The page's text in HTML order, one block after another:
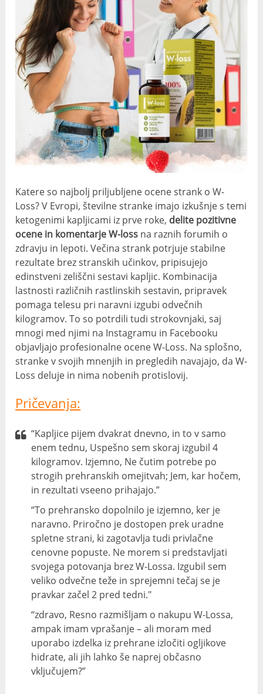
Katere so najbolj priljubljene ocene strank o W-
Loss? V Evropi, številne stranke imajo izkušnje s temi
ketogenimi kapljicami iz prve roke, delite pozitivne
ocene in komentarje W-loss na raznih forumih o
zdravju in lepoti. Večina strank potrjuje stabilne
rezultate brez stranskih učinkov, pripisujejo
edinstveni zeliščni sestavi kapljic. Kombinacija
lastnosti različnih rastlinskih sestavin, pripravek
pomaga telesu pri naravni izgubi odvečnih
kilogramov. To so potrdili tudi strokovnjaki, saj
mnogi med njimi na Instagramu in Facebooku
objavljajo profesionalne ocene W-Loss. Na splošno,
stranke v svojih mnenjih in pregledih navajajo, da W-
Loss deluje in nima nobenih protislovij.
Pričevanja:
“Kapljice pijem dvakrat dnevno, in to v samo
enem tednu, Uspešno sem skoraj izgubil 4
kilogramov. Izjemno, Ne čutim potrebe po
strogih prehranskih omejitvah; Jem, kar hočem,
in rezultati vseeno prihajajo.”
“To prehransko dopolnilo je izjemno, ker je
naravno. Priročno je dostopen prek uradne
spletne strani, ki zagotavlja tudi privlačne
cenovne popuste. Ne morem si predstavljati
svojega potovanja brez W-Lossa. Izgubil sem
veliko odvečne teže in sprejemni tečaj se je
pravkar začel 2 pred tedni."
“zdravo, Resno razmišljam o nakupu W-Lossa,
ampak imam vprašanje – ali moram med
uporabo izdelka iz prehrane izločiti ogljikove
hidrate, ali jih lahko še naprej občasno
vključujem?”